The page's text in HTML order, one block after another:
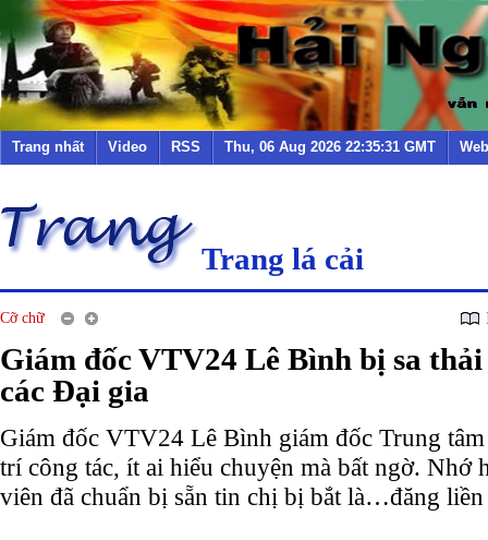
Trang nhất Video RSS Thu, 06 Aug 2026 22:35:31 GMT
Trang lá cải
Cỡ chữ
Giám đốc VTV24 Lê Bình bị sa
các Đại gia
Giám đốc VTV24 Lê Bình giám đốc Trung
trí công tác, ít ai hiểu chuyện mà bất ngờ. Nhớ
viên đã chuẩn bị sẵn tin chị bị bắt là…đăng liền